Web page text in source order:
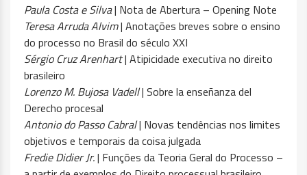
Paula Costa e Silva| Nota de Abertura – Opening Note
Teresa Arruda Alvim| Anotações breves sobre o ensino
do processo no Brasil do século XXI
Sérgio Cruz Arenhart| Atipicidade executiva no direito
brasileiro
Lorenzo M. Bujosa Vadell| Sobre la enseñanza del
Derecho procesal
Antonio do Passo Cabral| Novas tendências nos limites
objetivos e temporais da coisa julgada
Fredie Didier Jr.| Funções da Teoria Geral do Processo –